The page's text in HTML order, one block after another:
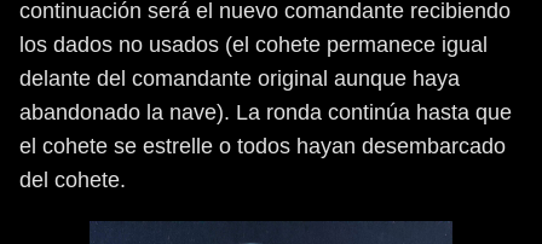
continuación será el nuevo comandante recibiendo
los dados no usados (el cohete permanece igual
delante del comandante original aunque haya
abandonado la nave). La ronda continúa hasta que
el cohete se estrelle o todos hayan desembarcado
del cohete.